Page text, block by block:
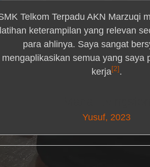
Telkom Terpadu AKN Marzuqi
keterampilan yang relevan
para ahlinya. Saya sangat
mengaplikasikan semua yang saya
kerja[2].
Yusuf, 2023